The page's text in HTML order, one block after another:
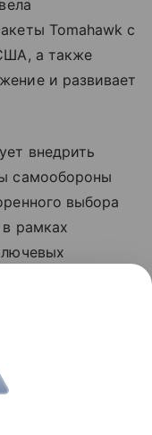
Tomahawk с
а также
и развивает
внедрить
самообороны
выбора
рамках